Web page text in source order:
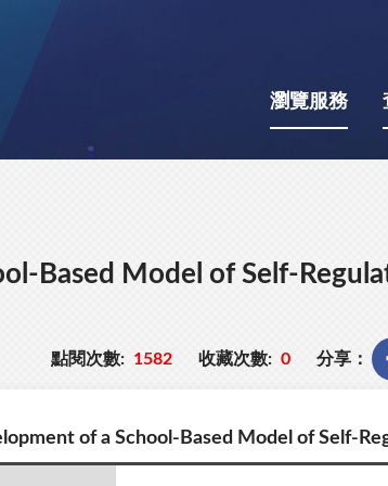
瀏覽服務
Based Model of Self-
點閱次數: 1582 收藏次數: 0 分享：
of a School-Based Model of Self-